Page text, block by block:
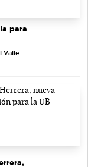
para
Valle -